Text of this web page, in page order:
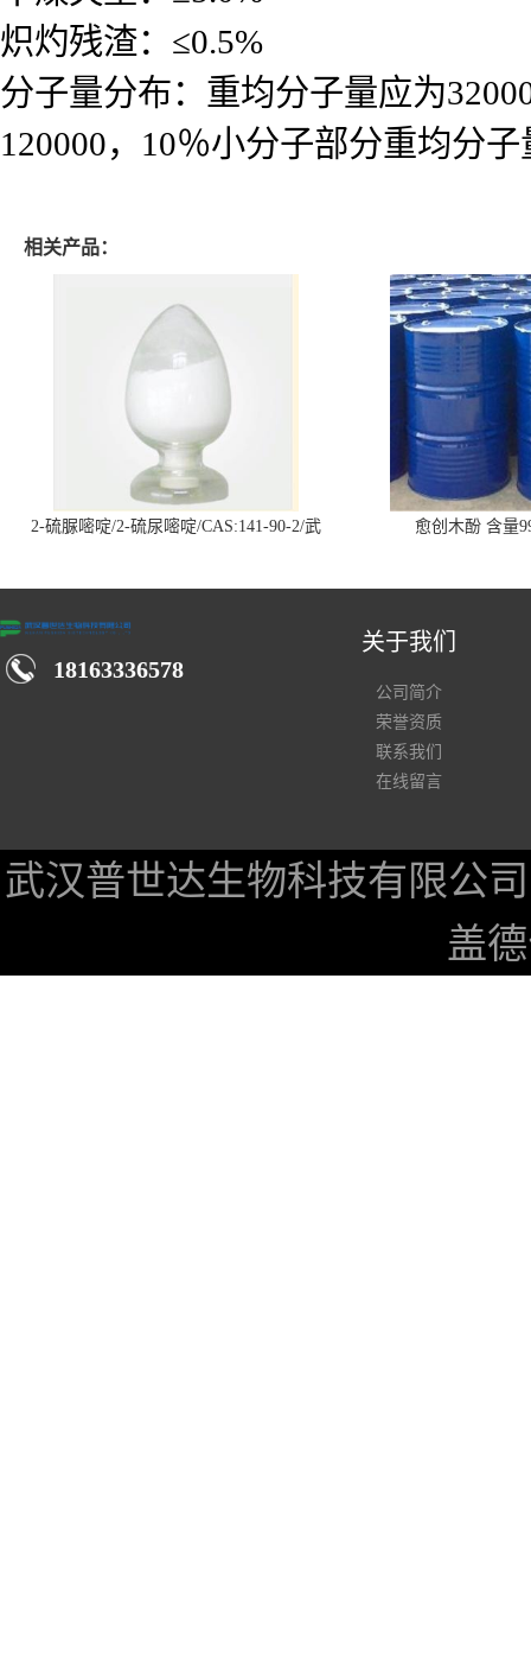
炽灼残渣：≤0.5%
分子量分布：重均分子量应为
120000，10％小分子部分重均分
相关产品：
2-硫脲嘧啶/2-硫尿嘧啶/CAS:141-90-2/武
愈创木酚 含量
18163336578
关于我们
公司简介
荣誉资质
联系我们
在线留言
武汉普世达生物科技有限公司
盖